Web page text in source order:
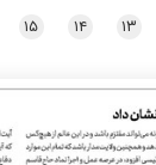
۱۳ ۱۴ ۱۵